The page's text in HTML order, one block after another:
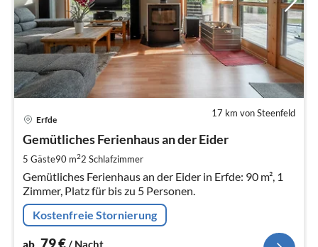
17 km von Steenfeld
Erfde
Gemütliches Ferienhaus an der Eider
5 Gäste90 m22 Schlafzimmer
Gemütliches Ferienhaus an der Eider in Erfde: 90 m², 1
Zimmer, Platz für bis zu 5 Personen.
Kostenfreie Stornierung
ab 79€ / Nacht